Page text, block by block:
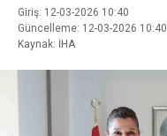
Giriş: 12-03-2026 10:40
Güncelleme: 12-03-2026 10:40
Kaynak: İHA